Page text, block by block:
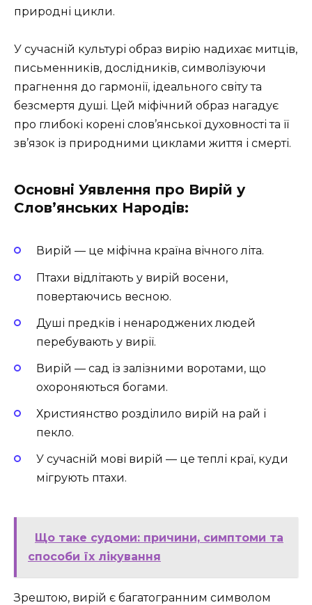
природні цикли.
У сучасній культурі образ вирію надихає митців,
письменників, дослідників, символізуючи
прагнення до гармонії, ідеального світу та
безсмертя душі. Цей міфічний образ нагадує
про глибокі корені слов’янської духовності та її
зв’язок із природними циклами життя і смерті.
Основні Уявлення про Вирій у
Слов’янських Народів:
Вирій — це міфічна країна вічного літа.
Птахи відлітають у вирій восени,
повертаючись весною.
Душі предків і ненароджених людей
перебувають у вирії.
Вирій — сад із залізними воротами, що
охороняються богами.
Християнство розділило вирій на рай і
пекло.
У сучасній мові вирій — це теплі краї, куди
мігрують птахи.
Що таке судоми: причини, симптоми та
способи їх лікування
Зрештою, вирій є багатогранним символом